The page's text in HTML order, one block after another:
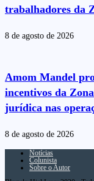
trabalhadores da
8 de agosto de 2026
Amom Mandel
incentivos da
jurídica nas
8 de agosto de 2026
Notícias
Colunista
Sobre o Autor